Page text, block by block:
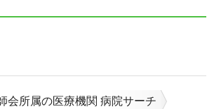
会所属の医療機関 病院サーチ